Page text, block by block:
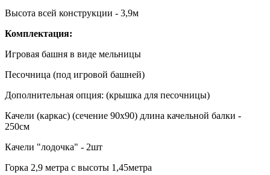
Высота всей конструкции - 3,9м
Комплектация:
Игровая башня в виде мельницы
Песочница (под игровой башней)
Дополнительная опция: (крышка для песочницы)
Качели (каркас) (сечение 90х90) длина качельной балки -
250см
Качели "лодочка" - 2шт
Горка 2,9 метра с высоты 1,45метра